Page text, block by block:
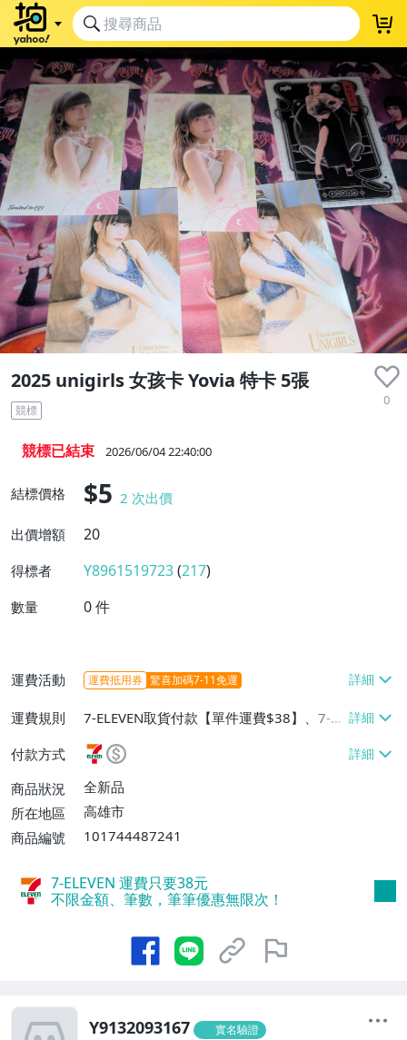
2025 unigirls 女孩卡 Yovia 特卡 5張
0
競標
競標已結束 2026/06/04 22:40:00
結標價格 $5 2 次出價
出價增額
20
得標者 Y8961519723(217)
數量 0件
運費活動 運費抵用券 驚喜加碼7-11免運
運費規則
7-ELEVEN取貨付款【單件運費$38】、7-EL
EVEN取貨不付款【單件運費$38】、郵局掛
號【單件運費$80】
付款方式
商品狀況
全新品
所在地區
高雄市
商品編號
101744487241
7-ELEVEN 運費只要38元
不限金額、筆數，筆筆優惠無限次！
Y9132093167 實名驗證